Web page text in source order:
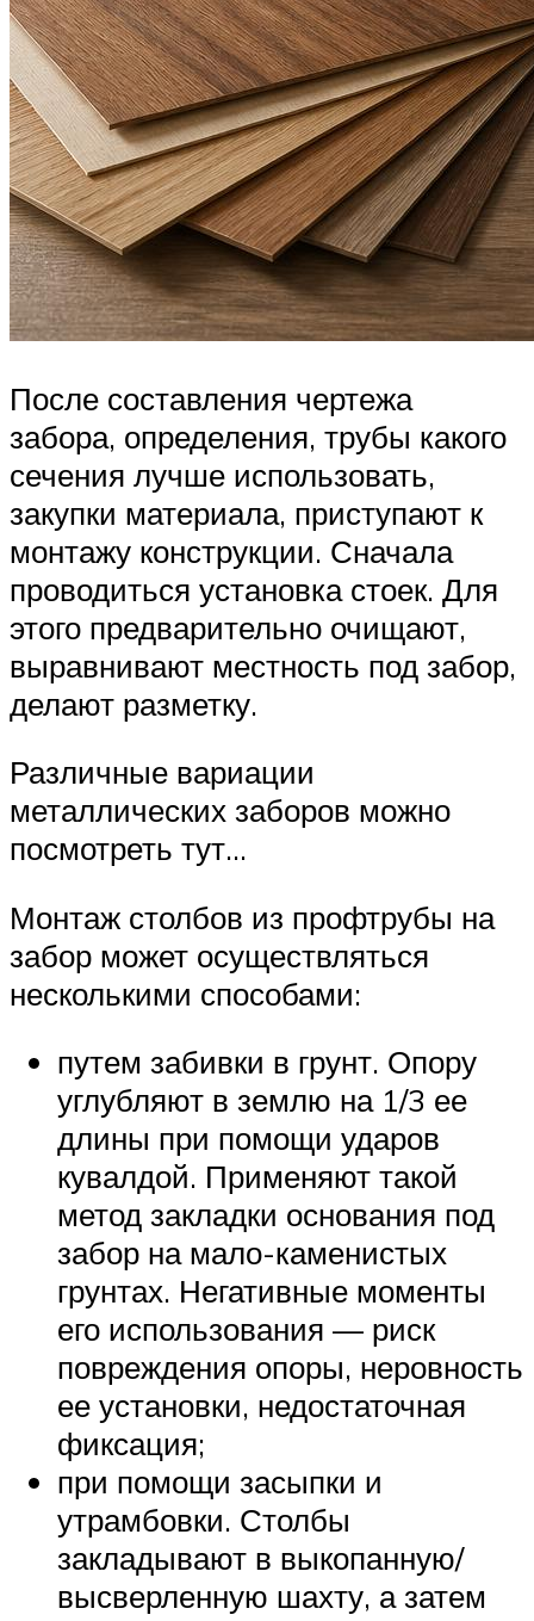
После составления чертежа
забора, определения, трубы какого
сечения лучше использовать,
закупки материала, приступают к
монтажу конструкции. Сначала
проводиться установка стоек. Для
этого предварительно очищают,
выравнивают местность под забор,
делают разметку.
Различные вариации
металлических заборов можно
посмотреть тут…
Монтаж столбов из профтрубы на
забор может осуществляться
несколькими способами:
путем забивки в грунт. Опору
углубляют в землю на 1/3 ее
длины при помощи ударов
кувалдой. Применяют такой
метод закладки основания под
забор на мало-каменистых
грунтах. Негативные моменты
его использования — риск
повреждения опоры, неровность
ее установки, недостаточная
фиксация;
при помощи засыпки и
утрамбовки. Столбы
закладывают в выкопанную/
высверленную шахту, а затем